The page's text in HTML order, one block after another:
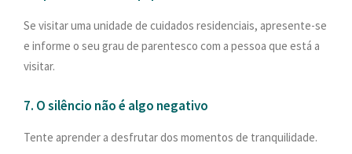
Se visitar uma unidade de cuidados residenciais, apresente-se
e informe o seu grau de parentesco com a pessoa que está a
visitar.
7. O silêncio não é algo negativo
Tente aprender a desfrutar dos momentos de tranquilidade.